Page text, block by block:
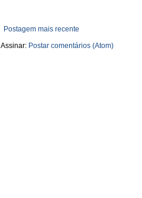
Postagem mais recente
Assinar: Postar comentários (Atom)